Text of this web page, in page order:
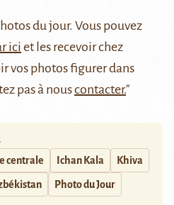
du jour. Vous pouvez
ici et les recevoir chez
vos photos figurer dans
pas à nouscontacter."
centrale Ichan Kala Khiva
Photo du Jour